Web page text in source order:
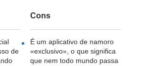
de
Cons
É um aplicativo de namoro
«exclusivo», o que significa
que nem todo mundo passa